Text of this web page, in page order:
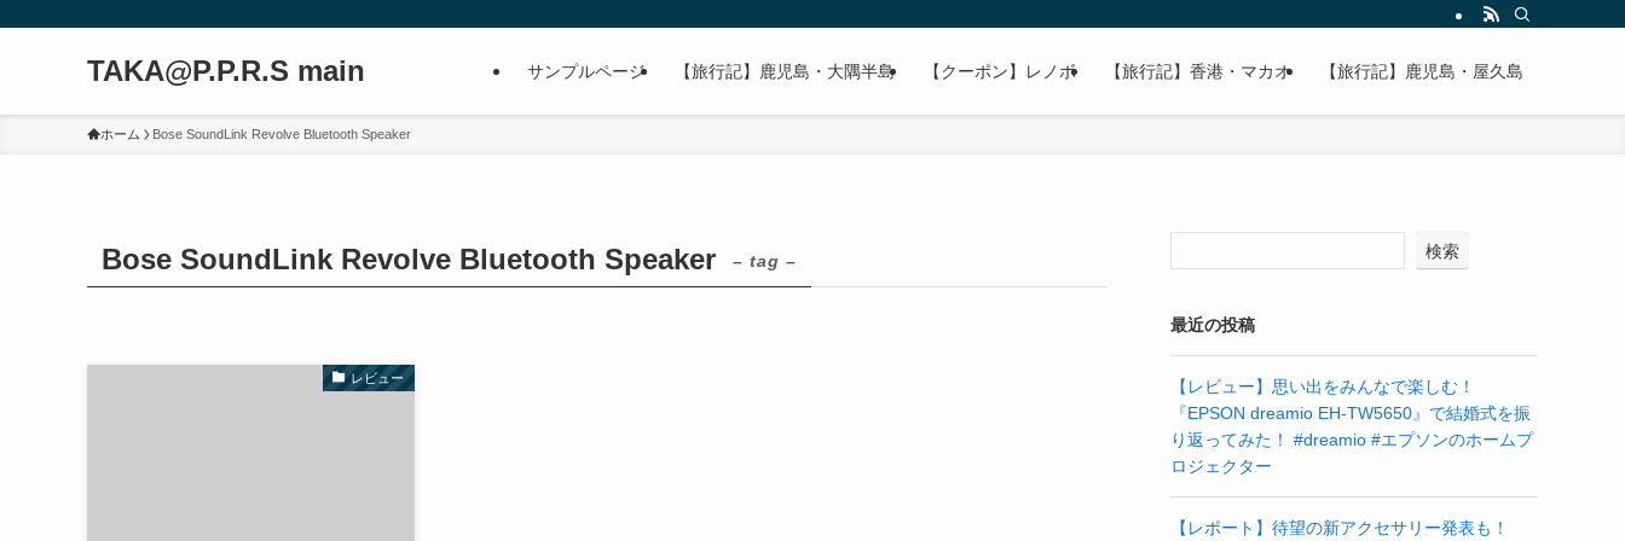
TAKA@P.P.R.S main サンプルページ 【旅行記】鹿児島・大隅半島 【クーポン】レノボ 【旅行記】香港・マカオ 【旅行記】鹿児島・屋久島
ホーム Bose SoundLink Revolve Bluetooth Speaker
Bose SoundLink Revolve Bluetooth Speaker – tag –
レビュー
検索
最近の投稿
【レビュー】思い出をみんなで楽しむ！
『EPSON dreamio EH-TW5650』で結婚式を振
り返ってみた！ #dreamio #エプソンのホームプ
ロジェクター
【レポート】待望の新アクセサリー発表も！